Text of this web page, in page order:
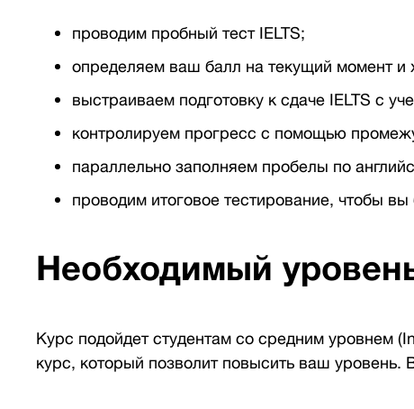
проводим пробный тест IELTS;
определяем ваш балл на текущий момент и
выстраиваем подготовку к сдаче IELTS с
контролируем прогресс с помощью
параллельно заполняем пробелы по
проводим итоговое тестирование, чтобы
Необходимый
Курс подойдет студентам со средним уровнем
курс, который позволит повысить ваш уровень.